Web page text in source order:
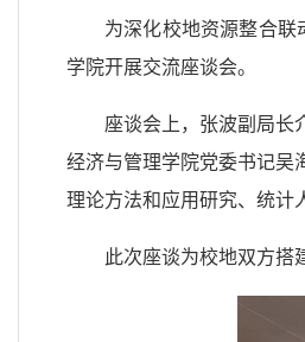
为深化校地资源整合
学院开展交流座谈会。
座谈会上，张波副局长
经济与管理学院党委书记吴
理论方法和应用研究、统计
此次座谈为校地双方搭